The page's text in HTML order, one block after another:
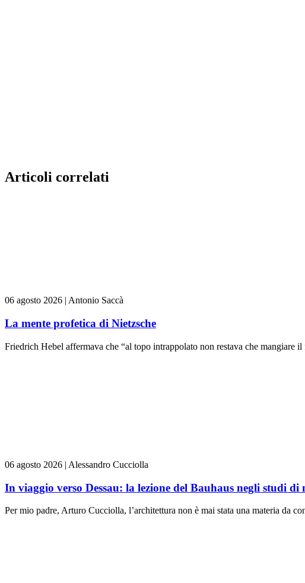
Articoli correlati
06 agosto 2026 | Antonio Saccà
La mente profetica di Nietzsche
Friedrich Hebel affermava che “al topo intrappolato non restava che mangiare
06 agosto 2026 | Alessandro Cucciolla
In viaggio verso Dessau: la lezione del Bauhaus negli studi di
Per mio padre, Arturo Cucciolla, l’architettura non è mai stata una materia da